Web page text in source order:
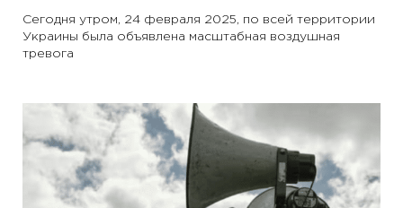
Сегодня утром, 24 февраля 2025, по всей территории
Украины была объявлена ​​масштабная воздушная
тревога